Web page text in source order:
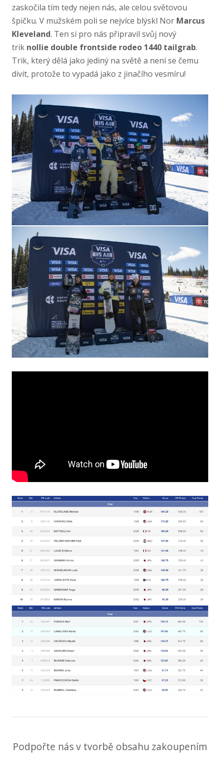
zaskočila tím tedy nejen nás, ale celou světovou
špičku. V mužském poli se nejvíce blýskl Nor Marcus
Kleveland. Ten si pro nás připravil svůj nový
trik nollie double frontside rodeo 1440 tailgrab.
Trik, který dělá jako jediný na světě a není se čemu
divit, protože to vypadá jako z jinačího vesmíru!
Podpořte nás v tvorbě obsahu zakoupením